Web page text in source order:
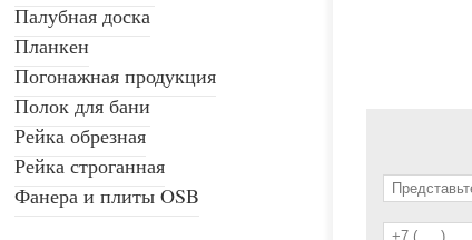
Палубная доска
Планкен
Погонажная продукция
Полок для бани
Рейка обрезная
Рейка строганная
Фанера и плиты OSB